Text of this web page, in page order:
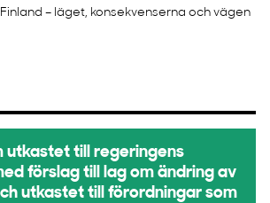
– läget, konsekvenserna och vägen
utkastet till regeringens
förslag till lag om ändring av
utkastet till förordningar som